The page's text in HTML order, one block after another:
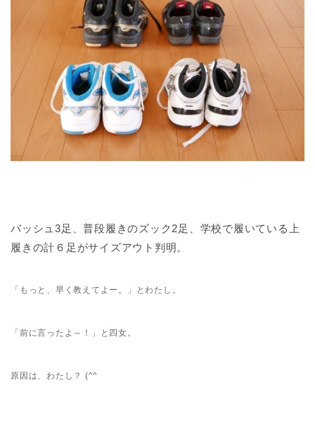
バッシュ3足、普段履きのズック2足、学校で履いている上
履きの計６足がサイズアウト判明。
「もっと、早く教えてよー。」とわたし。
「前に言ったよ～！」と四女。
原因は、わたし？ (^^ゞ